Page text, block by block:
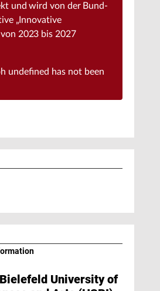
und wird von der Bund-
„Innovative
von 2023 bis 2027
undefined has not been
University of